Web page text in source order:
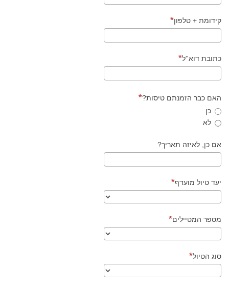
קידומת + טלפון
כתובת דוא''ל
האם כבר הזמנתם טיסות?
כן
לא
אם כן, לאיזה תאריך?
יעד טיול מועדף
מספר המטיילים
סוג הטיול